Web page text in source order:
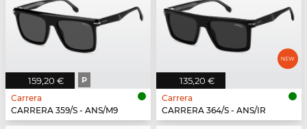
159,20 € P
Carrera
CARRERA 359/S - ANS/M9
135,20 €
Carrera
CARRERA 364/S - ANS/IR